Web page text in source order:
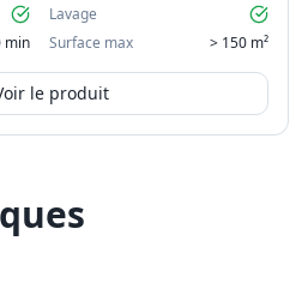
Lavage
min Surface max > 150 m²
le produit